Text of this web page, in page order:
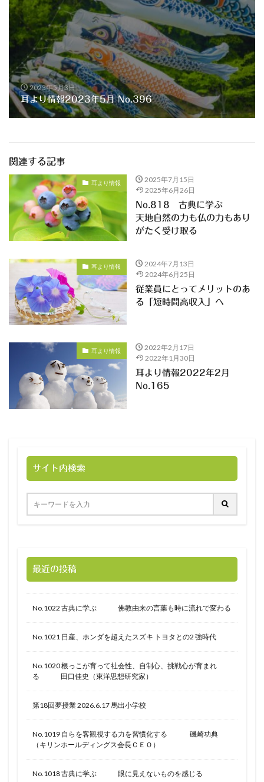
2023年5月3日
耳より情報2023年5月 No.396
関連する記事
耳より情報
2025年7月15日
2025年6月26日
No.818 古典に学ぶ
天地自然の力も仏の力もあり
がたく受け取る
耳より情報
2024年7月13日
2024年6月25日
従業員にとってメリットのあ
る「短時間高収入」へ
耳より情報
2022年2月17日
2022年1月30日
耳より情報2022年2月
No.165
サイト内検索
最近の投稿
No.1022 古典に学ぶ 佛教由来の言葉も時に流れで変わる
No.1021 日産、ホンダを超えたスズキ トヨタとの2 強時代
No.1020 根っこが育って社会性、自制心、挑戦心が育まれ
る 田口佳史（東洋思想研究家）
第18回夢授業 2026.6.17 馬出小学校
No.1019 自らを客観視する力を習慣化する 磯崎功典
（キリンホールディングス会長ＣＥＯ）
No.1018 古典に学ぶ 眼に見えないものを感じる